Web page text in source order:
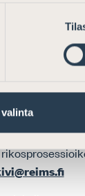
että
jutun
on